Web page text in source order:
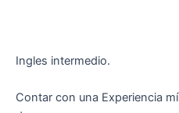
Ingles intermedio.
Contar con una Experiencia